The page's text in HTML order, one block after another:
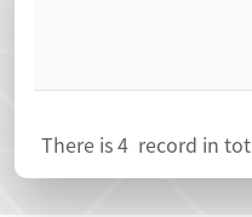
There is4 record in